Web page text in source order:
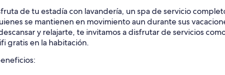
de tu estadía con lavandería, un spa de servicio
se mantienen en movimiento aun durante sus
y relajarte, te invitamos a disfrutar de servicios
gratis en la habitación.